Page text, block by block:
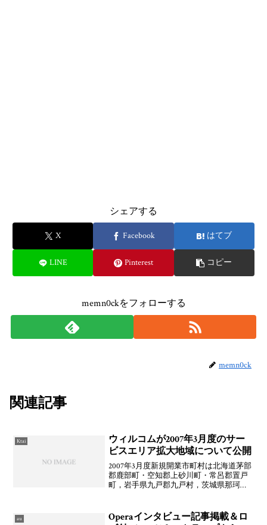
シェアする
X Facebook はてブ
LINE Pinterest コピー
memn0ckをフォローする
memn0ck
関連記事
Ktai
ウィルコムが2007年3月度のサー
ビスエリア拡大地域について公開
2007年3月度新規開業市町村は北海道茅部
郡鹿部町・空知郡上砂川町・常呂郡置戸
町，岩手県九戸郡九戸村，茨城県那珂郡
町（旧）・那賀郡相生町（旧），愛媛県
au
Operaインタビュー記事掲載＆ロ